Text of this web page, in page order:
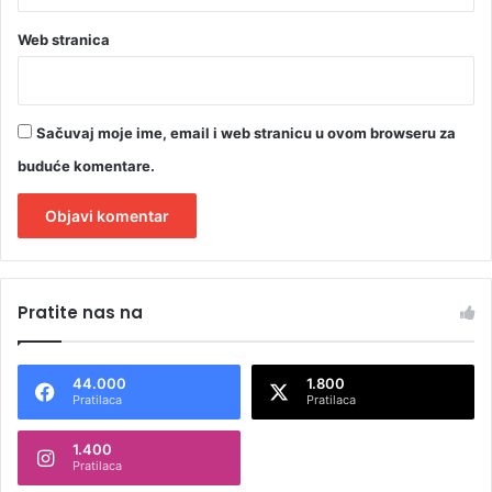
Web stranica
Sačuvaj moje ime, email i web stranicu u ovom browseru za
buduće komentare.
t
n
t
Pratite nas na
44.000
Pratilaca
1.800
Pratilaca
1.400
Pratilaca